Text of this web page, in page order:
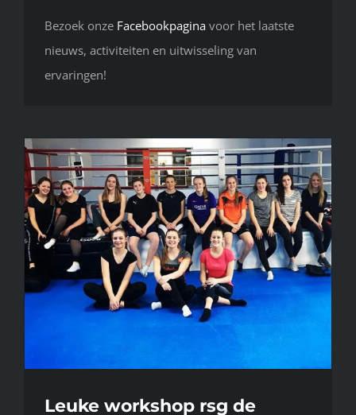
Bezoek onze Facebookpagina voor het laatste
nieuws, activiteiten en uitwisseling van
ervaringen!
Leuke workshop rsg de